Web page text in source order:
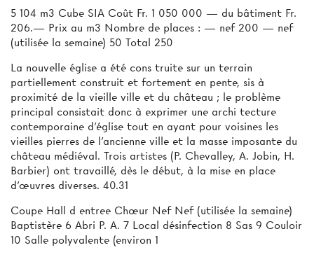
5 104 m3 Cube SIA Coût Fr. 1 050 000 — du bâtiment Fr.
206.— Prix au m3 Nombre de places : — nef 200 — nef
(utilisée la semaine) 50 Total 250
La nouvelle église a été cons­ truite sur un terrain
partiellement construit et fortement en pente, sis à
proximité de la vieille ville et du château ; le problème
principal consistait donc à exprimer une archi­ tecture
contemporaine d’église tout en ayant pour voisines les
vieilles pierres de l’ancienne ville et la masse imposante du
château médiéval. Trois artistes (P. Chevalley, A. Jobin, H.
Barbier) ont travaillé, dès le début, à la mise en place
d’œuvres diverses. 40.31
Coupe Hall d entree Chœur Nef Nef (utilisée la semaine)
Baptistère 6 Abri P. A. 7 Local désinfection 8 Sas 9 Couloir
10 Salle polyvalente (environ 1